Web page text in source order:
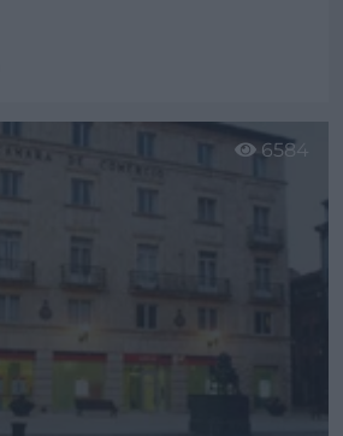
6584